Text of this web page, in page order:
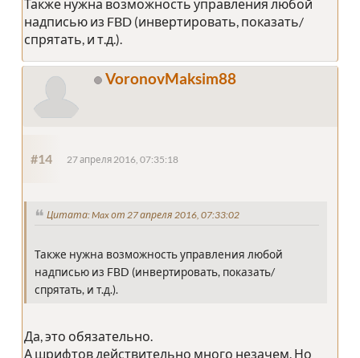
Также нужна возможность управления любой
надписью из FBD (инвертировать, показать/
спрятать, и т.д.).
VoronovMaksim88
#14 27 апреля 2016, 07:35:18
Цитата: Max от 27 апреля 2016, 07:33:02
Также нужна возможность управления любой
надписью из FBD (инвертировать, показать/
спрятать, и т.д.).
Да, это обязательно.
А шрифтов действительно много незачем. Но